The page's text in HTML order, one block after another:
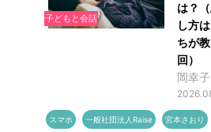
子どもと会話
は？
し方
ちが
回）
岡幸子
スマホ 一般社団法人Raise 宮本さおり